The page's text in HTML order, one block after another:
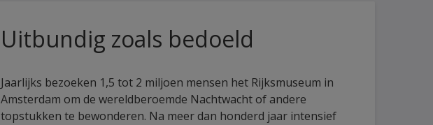
Uitbundig zoals bedoeld
Jaarlijks bezoeken 1,5 tot 2 miljoen mensen het Rijksmuseum in
Amsterdam om de wereldberoemde Nachtwacht of andere
topstukken te bewonderen. Na meer dan honderd jaar intensief